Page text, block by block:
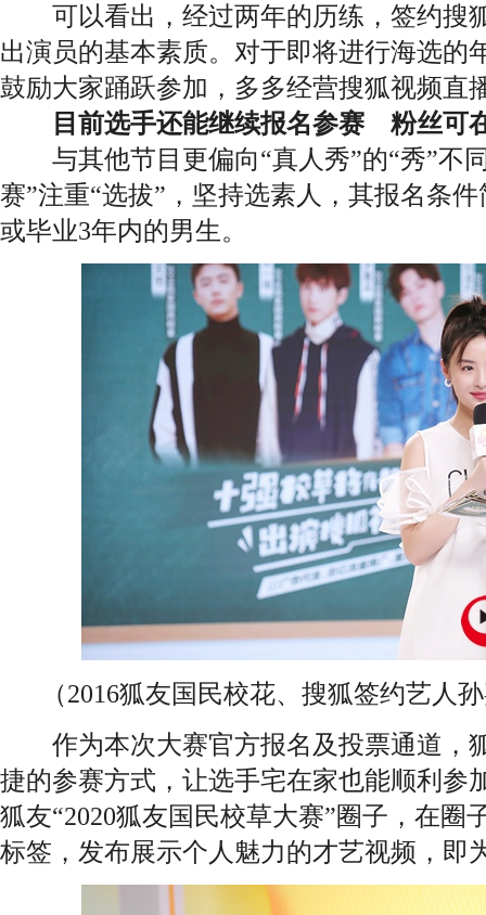
可以看出，经过两年的历练，签约搜
出演员的基本素质。对于即将进行海选的
鼓励大家踊跃参加，多多经营搜狐视频直
目前选手还能继续报名参赛 粉丝可
与其他节目更偏向“真人秀”的“秀”不
赛”注重“选拔”，坚持选素人，其报名条
或毕业3年内的男生。
（2016狐友国民校花、搜狐签约艺人
作为本次大赛官方报名及投票通道，
捷的参赛方式，让选手宅在家也能顺利参
狐友“2020狐友国民校草大赛”圈子，在圈
标签，发布展示个人魅力的才艺视频，即